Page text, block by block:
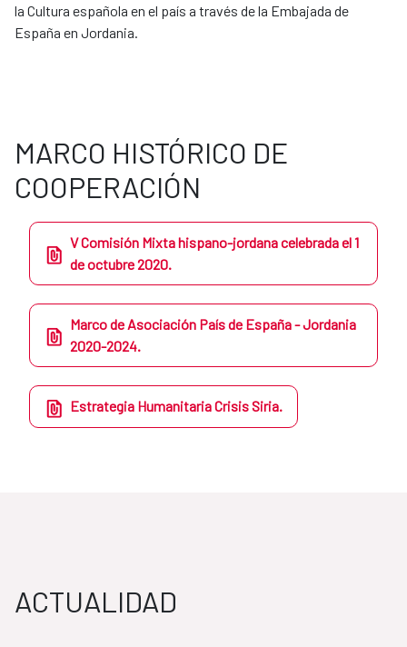
la Cultura española en el país a través de la Embajada de
España en Jordania.
MARCO HISTÓRICO DE
COOPERACIÓN
V Comisión Mixta hispano-jordana celebrada el 1
de octubre 2020.
Marco de Asociación País de España - Jordania
2020-2024.
Estrategia Humanitaria Crisis Siria.
ACTUALIDAD